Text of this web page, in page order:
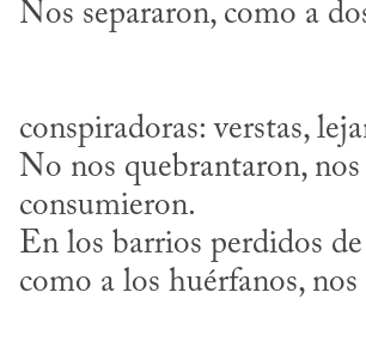
conspiradoras: verstas,
No nos quebrantaron, nos
consumieron.
En los barrios perdidos
como a los huérfanos,